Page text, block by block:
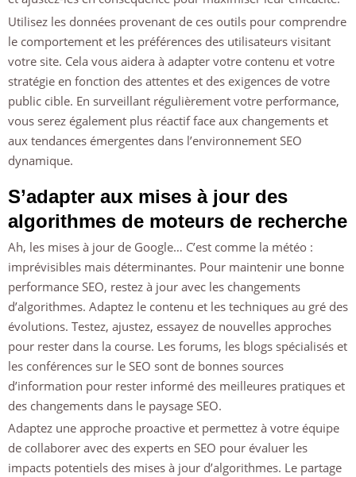
Utilisez les données provenant de ces outils pour comprendre
le comportement et les préférences des utilisateurs visitant
votre site. Cela vous aidera à adapter votre contenu et votre
stratégie en fonction des attentes et des exigences de votre
public cible. En surveillant régulièrement votre performance,
vous serez également plus réactif face aux changements et
aux tendances émergentes dans l’environnement SEO
dynamique.
S’adapter aux mises à jour des
algorithmes de moteurs de recherche
Ah, les mises à jour de Google… C’est comme la météo :
imprévisibles mais déterminantes. Pour maintenir une bonne
performance SEO, restez à jour avec les changements
d’algorithmes. Adaptez le contenu et les techniques au gré des
évolutions. Testez, ajustez, essayez de nouvelles approches
pour rester dans la course. Les forums, les blogs spécialisés et
les conférences sur le SEO sont de bonnes sources
d’information pour rester informé des meilleures pratiques et
des changements dans le paysage SEO.
Adaptez une approche proactive et permettez à votre équipe
de collaborer avec des experts en SEO pour évaluer les
impacts potentiels des mises à jour d’algorithmes. Le partage